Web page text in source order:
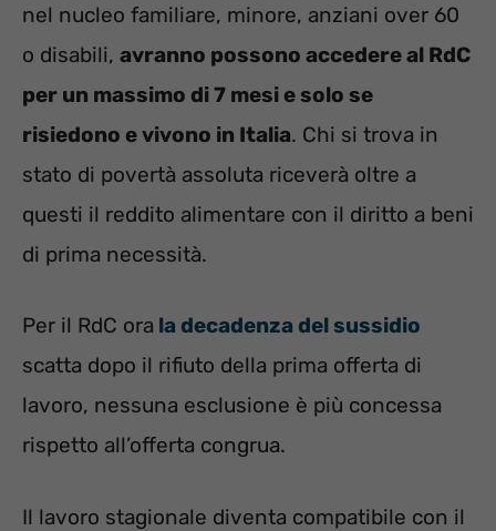
nel nucleo familiare, minore, anziani over 60
o disabili, avranno possono accedere al RdC
per un massimo di 7 mesi e solo se
risiedono e vivono in Italia. Chi si trova in
stato di povertà assoluta riceverà oltre a
questi il reddito alimentare con il diritto a beni
di prima necessità.
Per il RdC ora la decadenza del sussidio
scatta dopo il rifiuto della prima offerta di
lavoro, nessuna esclusione è più concessa
rispetto all’offerta congrua.
Il lavoro stagionale diventa compatibile con il